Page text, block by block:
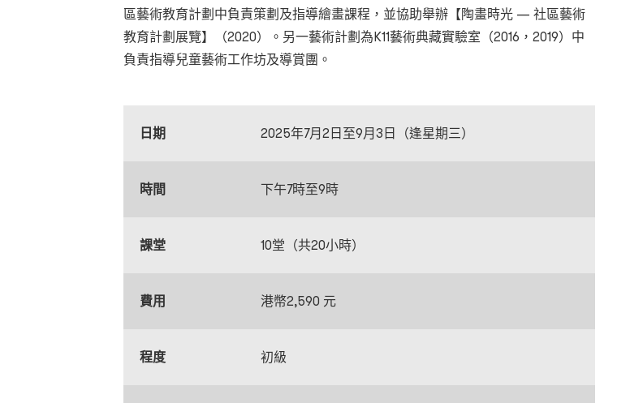
區藝術教育計劃中負責策劃及指導繪畫課程，並協助舉辦【陶畫時光 — 社區藝術
教育計劃展覽】（2020）。另一藝術計劃為K11藝術典藏實驗室（2016，2019）中
負責指導兒童藝術工作坊及導賞團。
日期 2025年7月2日至9月3日（逢星期三）
時間 下午7時至9時
課堂 10堂（共20小時）
費用 港幣2,590 元
程度 初級